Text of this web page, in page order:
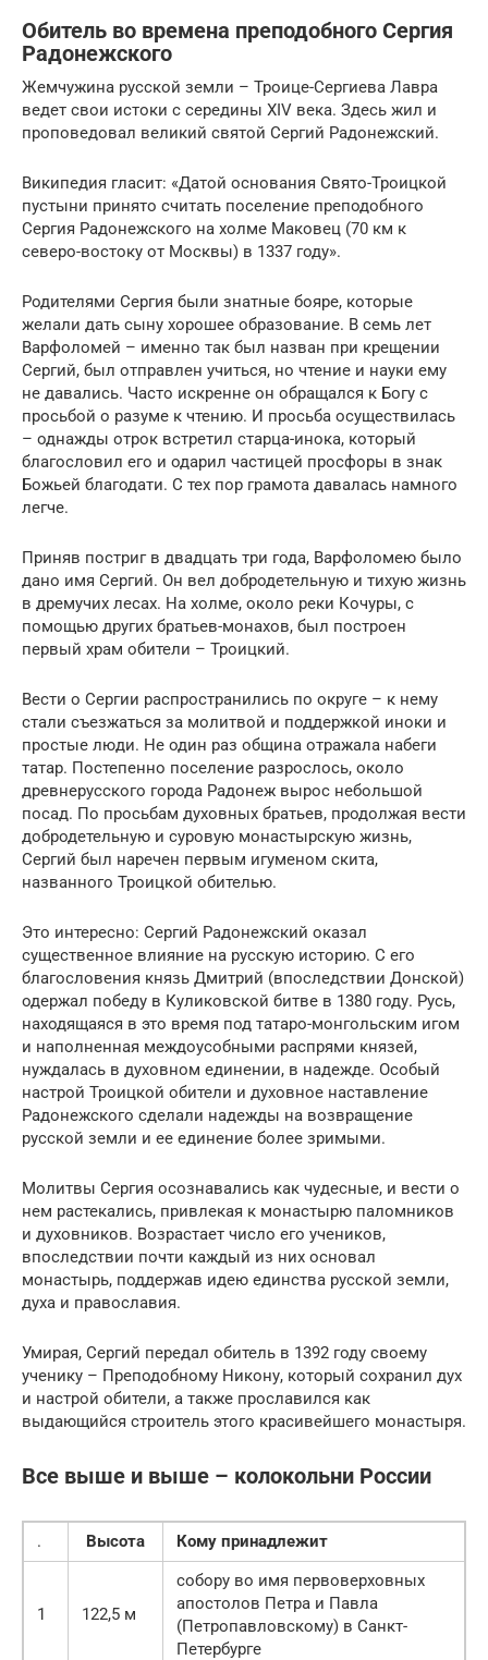
Обитель во времена преподобного Сергия
Радонежского
Жемчужина русской земли – Троице-Сергиева Лавра
ведет свои истоки с середины XIV века. Здесь жил и
проповедовал великий святой Сергий Радонежский.
Википедия гласит: «Датой основания Свято-Троицкой
пустыни принято считать поселение преподобного
Сергия Радонежского на холме Маковец (70 км к
северо-востоку от Москвы) в 1337 году».
Родителями Сергия были знатные бояре, которые
желали дать сыну хорошее образование. В семь лет
Варфоломей – именно так был назван при крещении
Сергий, был отправлен учиться, но чтение и науки ему
не давались. Часто искренне он обращался к Богу с
просьбой о разуме к чтению. И просьба осуществилась
– однажды отрок встретил старца-инока, который
благословил его и одарил частицей просфоры в знак
Божьей благодати. С тех пор грамота давалась намного
легче.
Приняв постриг в двадцать три года, Варфоломею было
дано имя Сергий. Он вел добродетельную и тихую жизнь
в дремучих лесах. На холме, около реки Кочуры, с
помощью других братьев-монахов, был построен
первый храм обители – Троицкий.
Вести о Сергии распространились по округе – к нему
стали съезжаться за молитвой и поддержкой иноки и
простые люди. Не один раз община отражала набеги
татар. Постепенно поселение разрослось, около
древнерусского города Радонеж вырос небольшой
посад. По просьбам духовных братьев, продолжая вести
добродетельную и суровую монастырскую жизнь,
Сергий был наречен первым игуменом скита,
названного Троицкой обителью.
Это интересно: Сергий Радонежский оказал
существенное влияние на русскую историю. С его
благословения князь Дмитрий (впоследствии Донской)
одержал победу в Куликовской битве в 1380 году. Русь,
находящаяся в это время под татаро-монгольским игом
и наполненная междоусобными распрями князей,
нуждалась в духовном единении, в надежде. Особый
настрой Троицкой обители и духовное наставление
Радонежского сделали надежды на возвращение
русской земли и ее единение более зримыми.
Молитвы Сергия осознавались как чудесные, и вести о
нем растекались, привлекая к монастырю паломников
и духовников. Возрастает число его учеников,
впоследствии почти каждый из них основал
монастырь, поддержав идею единства русской земли,
духа и православия.
Умирая, Сергий передал обитель в 1392 году своему
ученику – Преподобному Никону, который сохранил дух
и настрой обители, а также прославился как
выдающийся строитель этого красивейшего монастыря.
Все выше и выше – колокольни России
. Высота Кому принадлежит
1 122,5 м
собору во имя первоверховных
апостолов Петра и Павла
(Петропавловскому) в Санкт-
Петербурге